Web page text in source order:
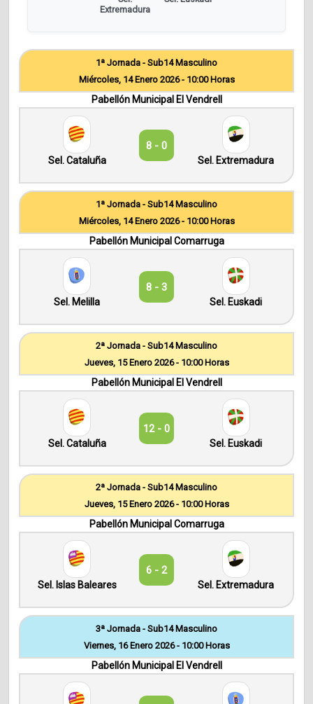
Extremadura
1ª Jornada - Sub14 Masculino
Miércoles, 14 Enero 2026 - 10:00 Horas
Pabellón Municipal El Vendrell
Sel. Cataluña
8 - 0
Sel. Extremadura
1ª Jornada - Sub14 Masculino
Miércoles, 14 Enero 2026 - 10:00 Horas
Pabellón Municipal Comarruga
Sel. Melilla
8 - 3
Sel. Euskadi
2ª Jornada - Sub14 Masculino
Jueves, 15 Enero 2026 - 10:00 Horas
Pabellón Municipal El Vendrell
Sel. Cataluña
12 - 0
Sel. Euskadi
2ª Jornada - Sub14 Masculino
Jueves, 15 Enero 2026 - 10:00 Horas
Pabellón Municipal Comarruga
Sel. Islas Baleares
6 - 2
Sel. Extremadura
3ª Jornada - Sub14 Masculino
Viernes, 16 Enero 2026 - 10:00 Horas
Pabellón Municipal El Vendrell